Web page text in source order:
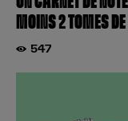
MOINS 2 TOMES
547